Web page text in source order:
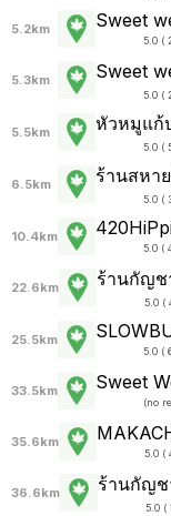
5.2km Sweet
5.0 (
5.3km Sweet
5.0 (
5.5km หัวหมูแก้
5.0 (
6.5km ร้านสหา
5.0 (
10.4km
5.0 (
22.6km ร้านกัญช
5.0 (
25.5km
5.0 (
33.5km Sweet
(no
35.6km
5.0 (
36.6km ร้านกัญช
5.0 (